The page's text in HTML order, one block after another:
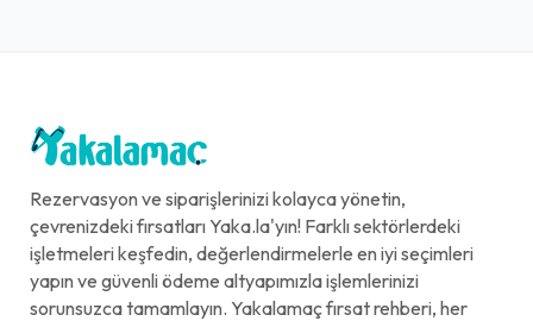
Rezervasyon ve siparişlerinizi kolayca yönetin,
çevrenizdeki fırsatları Yaka.la'yın! Farklı sektörlerdeki
işletmeleri keşfedin, değerlendirmelerle en iyi seçimleri
yapın ve güvenli ödeme altyapımızla işlemlerinizi
sorunsuzca tamamlayın. Yakalamaç fırsat rehberi, her